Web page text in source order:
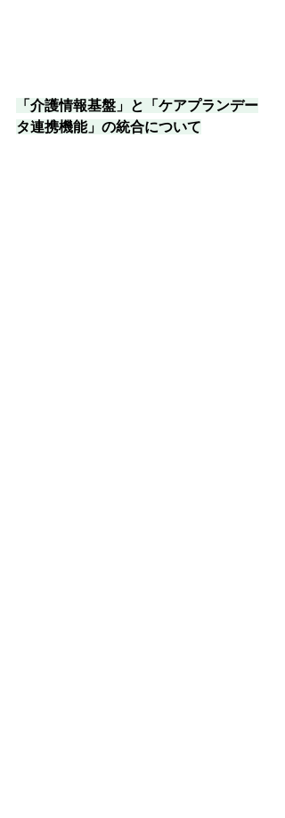
「介護情報基盤」と「ケアプランデー
タ連携機能」の統合について